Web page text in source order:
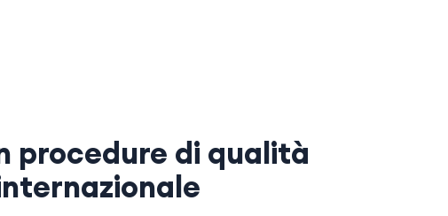
procedure di qualità